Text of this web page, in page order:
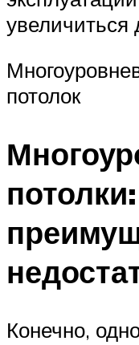
увеличиться
потолок
потолки:
Конечно,